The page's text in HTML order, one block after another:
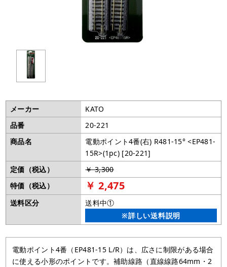
メーカー
KATO
品番
20-221
商品名
電動ポイント4番(右) R481-15° <EP481-
15R>(1pc) [20-221]
定価（税込）
￥ 3,300
特価（税込）
￥ 2,475
送料区分
送料中①
※詳しい送料説明
電動ポイント4番（EP481-15 L/R）は、広さに制限がある場合
に使える小形のポイントです。補助線路（直線線路64mm・2